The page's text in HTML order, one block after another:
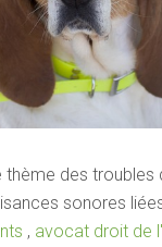
thème des troubles
sonores
, avocat droit de